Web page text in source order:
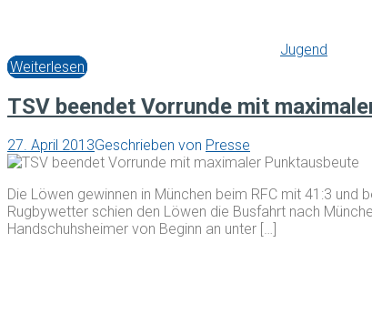
Jugend
Weiterlesen
TSV beendet Vorrunde mit
27. April 2013Geschrieben von Presse
Die Löwen gewinnen in München beim RFC mit 41:3
Rugbywetter schien den Löwen die Busfahrt nach
Handschuhsheimer von Beginn an unter […]